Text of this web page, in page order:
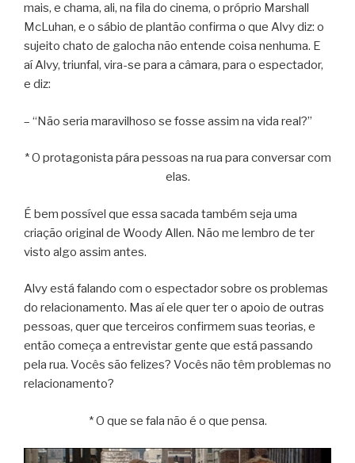
mais, e chama, ali, na fila do cinema, o próprio Marshall
McLuhan, e o sábio de plantão confirma o que Alvy diz: o
sujeito chato de galocha não entende coisa nenhuma. E
aí Alvy, triunfal, vira-se para a câmara, para o espectador,
e diz:
– “Não seria maravilhoso se fosse assim na vida real?”
* O protagonista pára pessoas na rua para conversar com
elas.
É bem possível que essa sacada também seja uma
criação original de Woody Allen. Não me lembro de ter
visto algo assim antes.
Alvy está falando com o espectador sobre os problemas
do relacionamento. Mas aí ele quer ter o apoio de outras
pessoas, quer que terceiros confirmem suas teorias, e
então começa a entrevistar gente que está passando
pela rua. Vocês são felizes? Vocês não têm problemas no
relacionamento?
* O que se fala não é o que pensa.